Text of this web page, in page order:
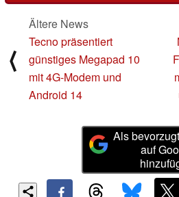
⟨
Ältere News
Tecno präsentiert
günstiges Megapad 10
mit 4G-Modem und
Android 14
Als
auf